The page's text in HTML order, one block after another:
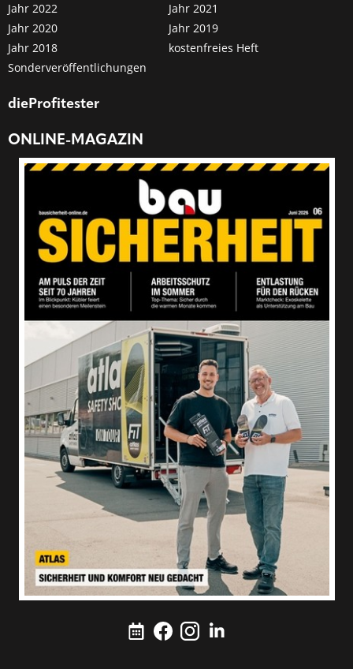
Jahr 2022
Jahr 2021
Jahr 2020
Jahr 2019
Jahr 2018
kostenfreies Heft
Sonderveröffentlichungen
dieProfitester
ONLINE-MAGAZIN